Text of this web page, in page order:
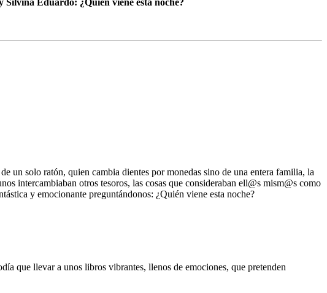
un solo ratón, quien cambia dientes por monedas sino de una entera familia, la
intercambiaban otros tesoros, las cosas que consideraban ell@s mism@s como
y emocionante preguntándonos: ¿Quién viene esta noche?
que llevar a unos libros vibrantes, llenos de emociones, que pretenden